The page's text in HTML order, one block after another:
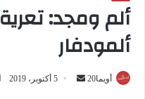
ألم ومجد:
ألمودفار
أويما20 5 أكتوبر، 2019